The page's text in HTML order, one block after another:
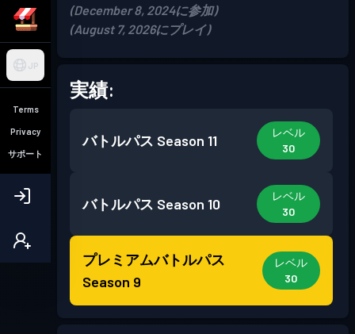
JP
Terms
Privacy
サポート
(December 8, 2024に参加)
(August 7, 2026にプレイ)
実績:
バトルパス Season 11
レベル
30
バトルパス Season 10
レベル
30
プレミアムバトルパス
Season 9
レベル
30